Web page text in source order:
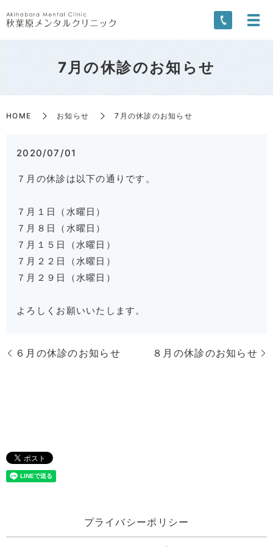
7月の休診のお知らせ
HOME お知らせ 7月の休診のお知らせ
2020/07/01
７月の休診は以下の通りです。
７月１日（水曜日）
７月８日（水曜日）
７月１５日（水曜日）
７月２２日（水曜日）
７月２９日（水曜日）
よろしくお願いいたします。
６月の休診のお知らせ ８月の休診のお知らせ
プライバシーポリシー